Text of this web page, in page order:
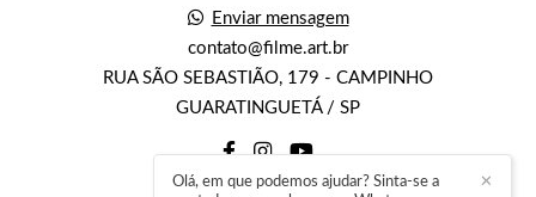
Enviar mensagem
contato@filme.art.br
RUA SÃO SEBASTIÃO, 179 - CAMPINHO
GUARATINGUETÁ / SP
✕
Olá, em que podemos ajudar? Sinta-se a